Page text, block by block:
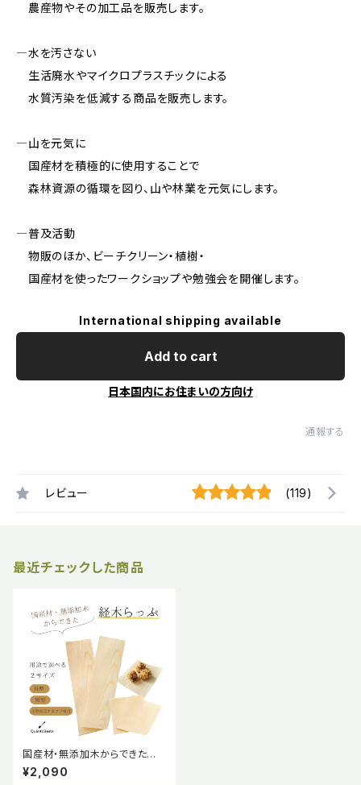
農産物やその加工品を販売します。
―水を汚さない
生活廃水やマイクロプラスチックによる
水質汚染を低減する商品を販売します。
―山を元気に
国産材を積極的に使用することで
森林資源の循環を図り、山や林業を元気にします。
―普及活動
物販のほか、ビーチクリーン・植樹・
国産材を使ったワークショップや勉強会を開催します。
International shipping available
Add to cart
日本国内にお住まいの方向け
通報する
レビュー (119)
最近チェックした商品
国産材・無添加木からできた経
木らっぷ 【長型】100枚入り Qu
antoBasta クアントバスタ 国
¥2,090